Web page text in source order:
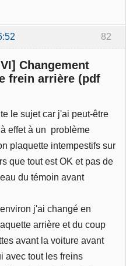
82
Changement
frein arrière (pdf
le sujet car j'ai peut-être
effet à un problème
plaquette intempestifs sur
que tout est OK et pas de
du témoin avant
j'ai changé en
arrière et du coup
avant la voiture avant
avec tout les freins